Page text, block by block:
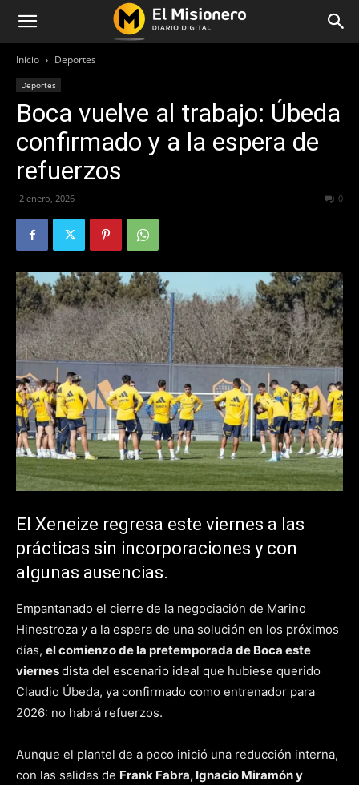
Inicio Deportes
Deportes
Boca vuelve al trabajo: Úbeda
confirmado y a la espera de
refuerzos
2 enero, 2026 0
El Xeneize regresa este viernes a las
prácticas sin incorporaciones y con
algunas ausencias.
Empantanado el cierre de la negociación de Marino
Hinestroza y a la espera de una solución en los próximos
días, el comienzo de la pretemporada de Boca este
viernesdista del escenario ideal que hubiese querido
Claudio Úbeda, ya confirmado como entrenador para
2026: no habrá refuerzos.
Aunque el plantel de a poco inició una reducción interna,
con las salidas de Frank Fabra, Ignacio Miramón y